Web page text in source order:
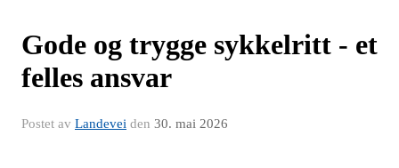
Gode og trygge sykkelritt - et
felles ansvar
Postet av Landevei den 30. mai 2026